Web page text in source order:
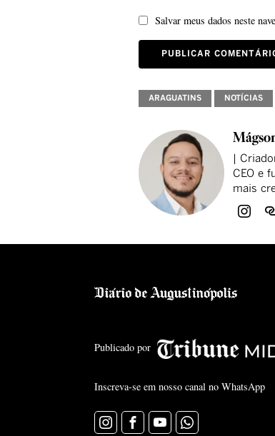
Salvar meus dados neste
ARAGUATINS NOTÍCIAS
|
CEO e
mais
Publicado por
Inscreva-se em nosso canal no WhatsApp